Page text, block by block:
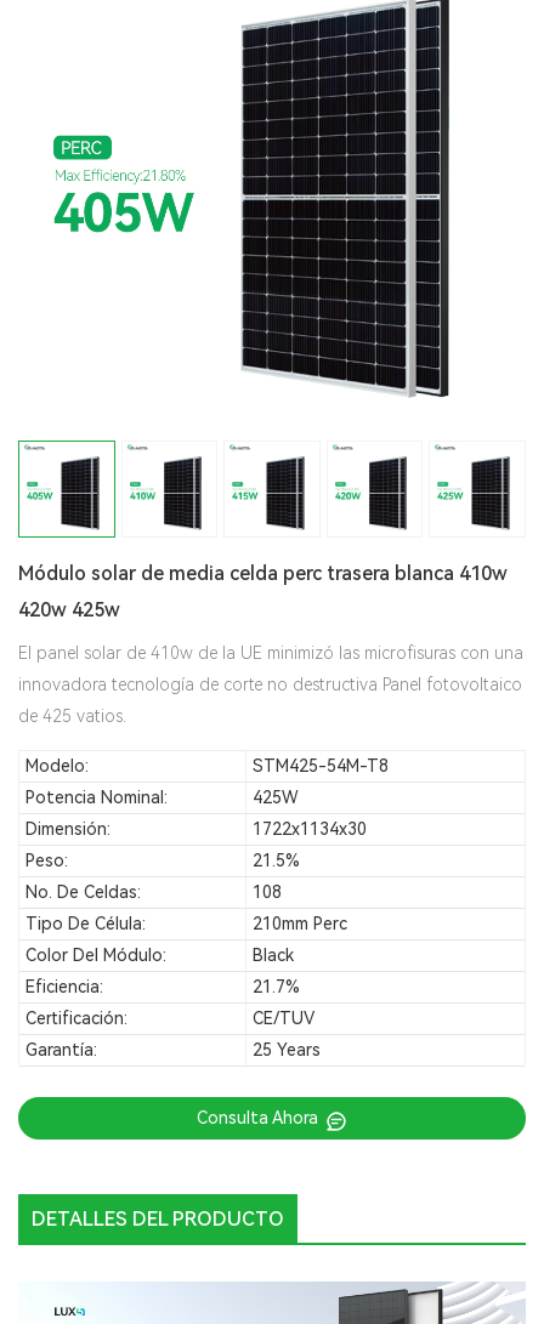
Módulo solar de media celda perc trasera blanca 410w
420w 425w
El panel solar de 410w de la UE minimizó las microfisuras con una
innovadora tecnología de corte no destructiva Panel fotovoltaico
de 425 vatios.
Modelo:
STM425-54M-T8
Potencia Nominal:
425W
Dimensión:
1722x1134x30
Peso:
21.5%
No. De Celdas:
108
Tipo De Célula:
210mm Perc
Color Del Módulo:
Black
Eficiencia:
21.7%
Certificación:
CE/TUV
Garantía:
25 Years
Consulta Ahora
DETALLES DEL PRODUCTO